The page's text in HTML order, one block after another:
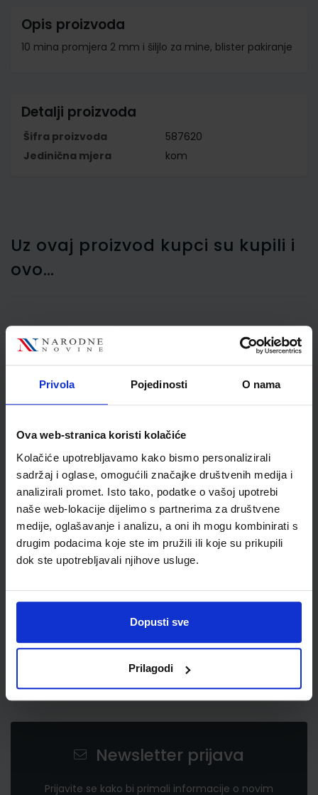
Privola Pojedinosti O nama
Ova web-stranica koristi kolačiće
Kolačiće upotrebljavamo kako bismo personalizirali
sadržaj i oglase, omogućili značajke društvenih medija i
analizirali promet. Isto tako, podatke o vašoj upotrebi
naše web-lokacije dijelimo s partnerima za društvene
medije, oglašavanje i analizu, a oni ih mogu kombinirati s
drugim podacima koje ste im pružili ili koje su prikupili
dok ste upotrebljavali njihove usluge.
Dopusti sve
Prilagodi
Opis proizvoda
10 mina promjera 2 mm i šiljlo za mine, blister pakiranje
Detalji proizvoda
Šifra proizvoda
587620
Jedinična mjera
kom
Uz ovaj proizvod kupci su kupili i
ovo…
Tekstmarker Maped,
Classic, 1-5 mm,
narančasti
0,75 €
Newsletter prijava
Prijavite se kako bi primali informacije o novim